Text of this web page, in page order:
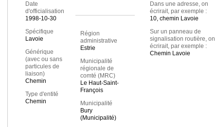
Date
d'officialisation
1998-10-30
Spécifique
Lavoie
Générique
(avec ou sans
particules de
liaison)
Chemin
Type d'entité
Chemin
Région
administrative
Estrie
Municipalité
régionale de
comté (MRC)
Le Haut-Saint-
François
Municipalité
Bury
(Municipalité)
Dans une adresse, on
écrirait, par exemple :
10, chemin Lavoie
Sur un panneau de
signalisation routière, on
écrirait, par exemple :
Chemin Lavoie